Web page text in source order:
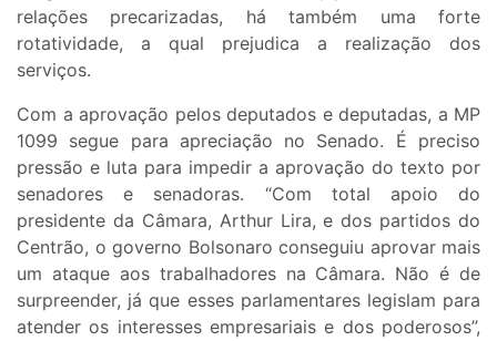
relações precarizadas, há também uma forte
rotatividade, a qual prejudica a realização dos
serviços.
Com a aprovação pelos deputados e deputadas, a MP
1099 segue para apreciação no Senado. É preciso
pressão e luta para impedir a aprovação do texto por
senadores e senadoras. “Com total apoio do
presidente da Câmara, Arthur Lira, e dos partidos do
Centrão, o governo Bolsonaro conseguiu aprovar mais
um ataque aos trabalhadores na Câmara. Não é de
surpreender, já que esses parlamentares legislam para
atender os interesses empresariais e dos poderosos”,